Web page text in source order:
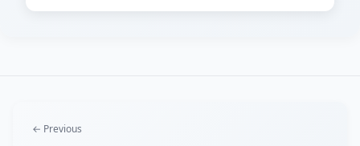
← Previous